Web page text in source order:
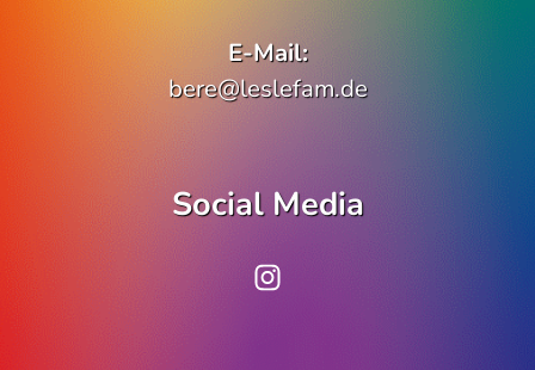
E-Mail:
bere@leslefam.de
Social Media